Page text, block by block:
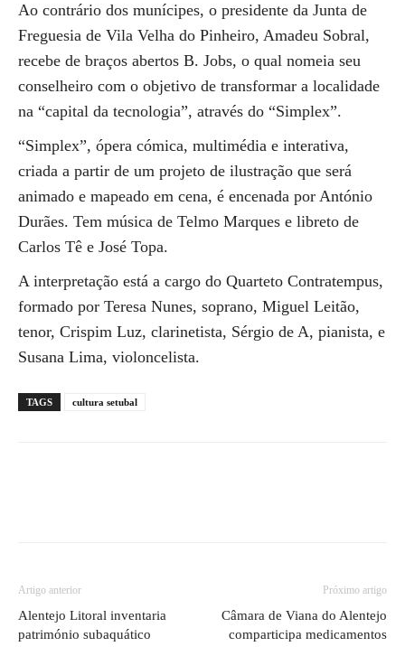
Ao contrário dos munícipes, o presidente da Junta de
Freguesia de Vila Velha do Pinheiro, Amadeu Sobral,
recebe de braços abertos B. Jobs, o qual nomeia seu
conselheiro com o objetivo de transformar a localidade
na “capital da tecnologia”, através do “Simplex”.
“Simplex”, ópera cómica, multimédia e interativa,
criada a partir de um projeto de ilustração que será
animado e mapeado em cena, é encenada por António
Durães. Tem música de Telmo Marques e libreto de
Carlos Tê e José Topa.
A interpretação está a cargo do Quarteto Contratempus,
formado por Teresa Nunes, soprano, Miguel Leitão,
tenor, Crispim Luz, clarinetista, Sérgio de A, pianista, e
Susana Lima, violoncelista.
TAGS cultura setubal
Artigo anterior
Alentejo Litoral inventaria
património subaquático
Próximo artigo
Câmara de Viana do Alentejo
comparticipa medicamentos